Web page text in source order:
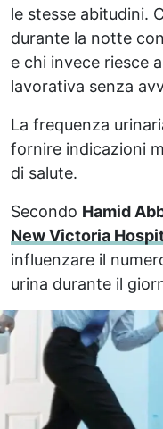
le stesse abitudini.
durante la notte
e chi invece riesce
lavorativa senza
La frequenza
fornire indicazioni
di salute.
Secondo Hamid
New Victoria
influenzare il
urina durante il